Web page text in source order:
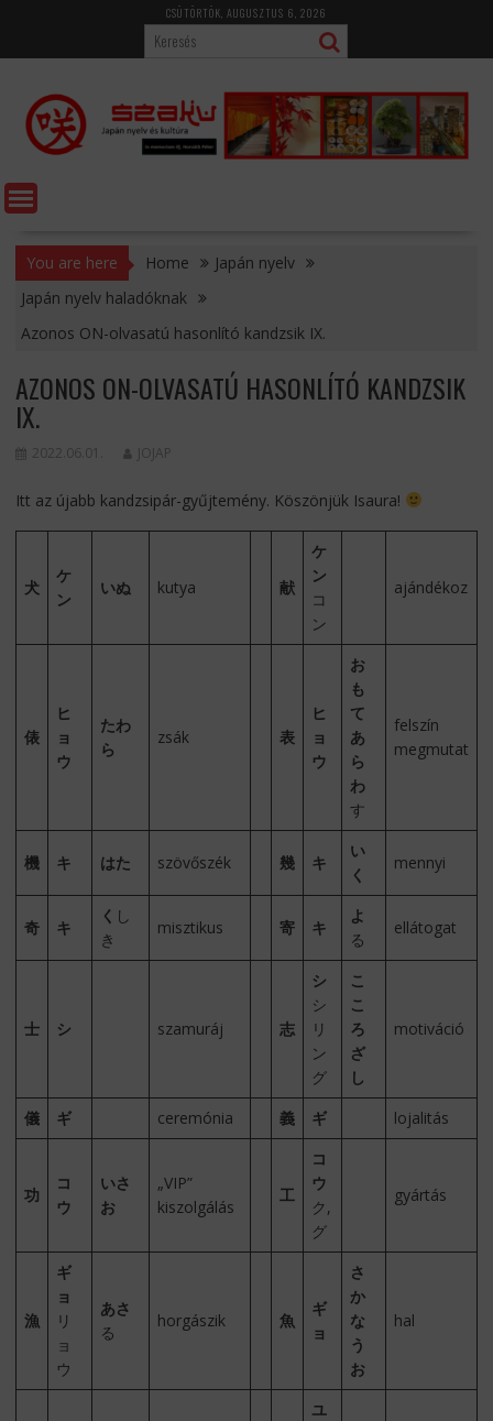
content
CSÜTÖRTÖK, AUGUSZTUS 6, 2026
You are here Home
Japán nyelv
Japán nyelv haladóknak
Azonos ON-olvasatú hasonlító kandzsik IX.
AZONOS ON-OLVASATÚ HASONLÍTÓ KANDZSIK
IX.
2022.06.01. JOJAP
Itt az újabb kandzsipár-gyűjtemény. Köszönjük Isaura!
犬
ケ
ン
いぬ kutya 献
ケ
ン
コ
ン
ajándékoz
俵
ヒ
ョ
ウ
たわ
ら
zsák 表
ヒ
ョ
ウ
お
も
て
あ
ら
わ
す
felszín
megmutat
機 キ はた szövőszék 幾 キ
い
く
mennyi
奇 キ
く し
き
misztikus 寄 キ
よ
る
ellátogat
士 シ szamuráj 志
シ
シ
リ
ン
グ
こ
こ
ろ
ざ
し
motiváció
儀 ギ ceremónia 義 ギ lojalitás
功
コ
ウ
いさ
お
„VIP”
kiszolgálás
工
コ
ウ
ク,
グ
gyártás
漁
ギ
ョ
リ
ョ
ウ
あさ
る
horgászik 魚
ギ
ョ
さ
か
な
う
お
hal
ユ